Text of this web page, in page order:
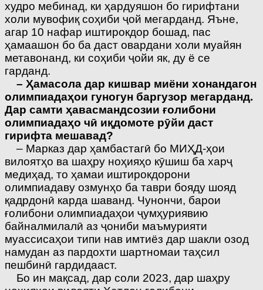
худро мебинад, ки ҳардуяшон бо гирифтани
холи мувофиқ соҳиби ҷой мегарданд. Яъне,
агар 10 нафар иштирокдор бошад, пас
ҳамаашон бо ба даст овардани холи муайян
метавонанд, ки соҳиби ҷойи як, ду ё се
гарданд.
– Ҳамасола дар кишвар миёни хонандагон
олимпиа­даҳои гуногун баргузор мегарданд.
Дар самти ҳавас­мандсозии ғолибони
олимпиадаҳо чӣ иқдомоте рӯйи даст
гирифта мешавад?
– Марказ дар ҳамбастагӣ бо МИҲД-ҳои
вилоятҳо ва шаҳру ноҳияҳо кӯшиш ба харҷ
медиҳад, то ҳамаи иштирокдорони
олимпиадаву озмунҳо ба таври бояду шояд
қадрдонӣ карда шаванд. Чунончи, барои
ғолибони олимпиадаҳои ҷумҳуриявию
байналмилалӣ аз ҷониби маъмурияти
муассисаҳои типи нав имтиёз дар шакли озод
намудан аз пардохти шартномаи таҳсил
пешбинӣ гардидааст.
Бо ин мақсад, дар соли 2023, дар шаҳру